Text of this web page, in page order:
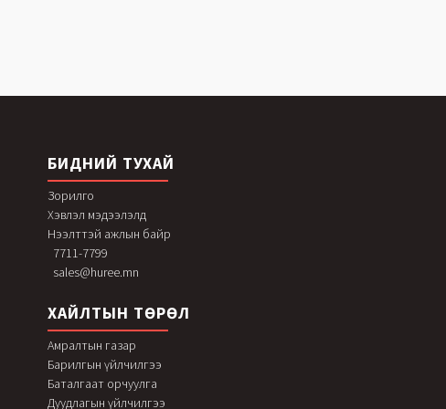
БИДНИЙ ТУХАЙ
Зорилго
Хэвлэл мэдээлэлд
Нээлттэй ажлын байр
7711-7799
sales@huree.mn
ХАЙЛТЫН ТӨРӨЛ
Амралтын газар
Барилгын үйлчилгээ
Баталгаат орчуулга
Дуудлагын үйлчилгээ